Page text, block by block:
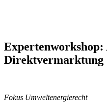
Direktvermarktung
Fokus Umweltenergierecht